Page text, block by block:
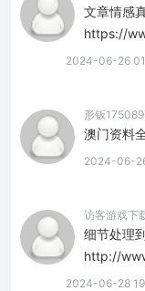
文章情感
https://
2024-06-26
形钣
澳门资料
2024-06-
访客游戏下
细节处理
http://
2024-06-28